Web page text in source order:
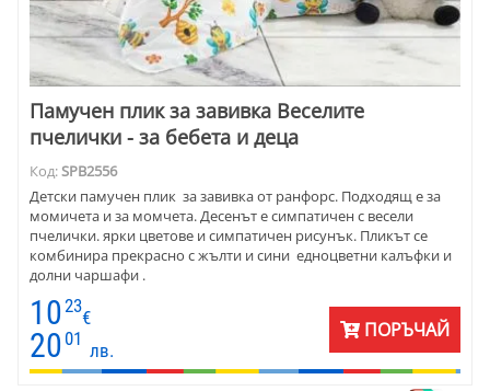
Памучен плик за завивка Веселите
пчелички - за бебета и деца
Код:SPB2556
Детски памучен плик за завивка от ранфорс. Подходящ е за
момичета и за момчета. Десенът е симпатичен с весели
пчелички. ярки цветове и симпатичен рисунък. Пликът се
комбинира прекрасно с жълти и сини едноцветни калъфки и
долни чаршафи .
1023
€
20 01
лв.
ПОРЪЧАЙ